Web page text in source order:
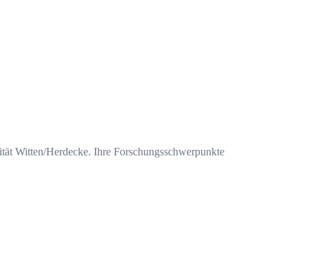
Witten/Herdecke. Ihre Forschungsschwerpunkte